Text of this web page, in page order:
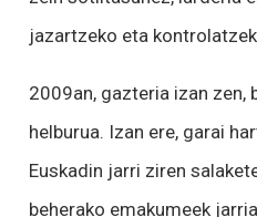
jazartzeko eta
2009an, gazteria izan zen,
helburua. Izan ere, garai
Euskadin jarri ziren
beherako emakumeek